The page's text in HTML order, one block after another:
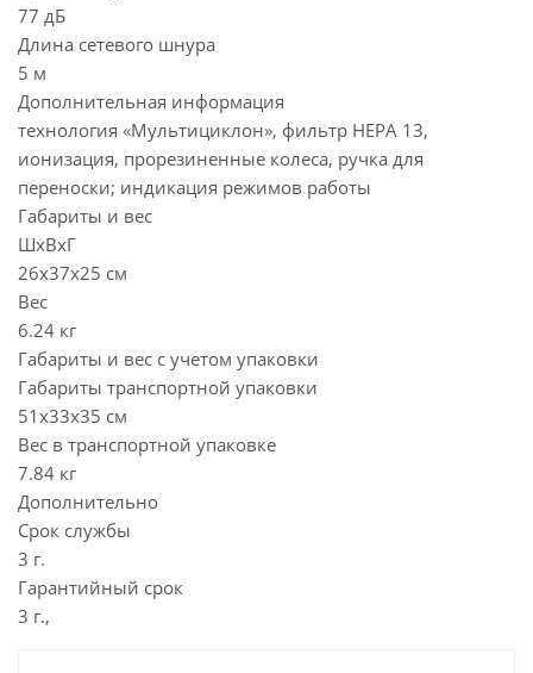
77 дБ
Длина сетевого шнура
5 м
Дополнительная информация
технология «Мультициклон», фильтр HEPA 13,
ионизация, прорезиненные колеса, ручка для
переноски; индикация режимов работы
Габариты и вес
ШхВхГ
26x37x25 см
Вес
6.24 кг
Габариты и вес с учетом упаковки
Габариты транспортной упаковки
51х33х35 см
Вес в транспортной упаковке
7.84 кг
Дополнительно
Срок службы
3 г.
Гарантийный срок
3 г.,